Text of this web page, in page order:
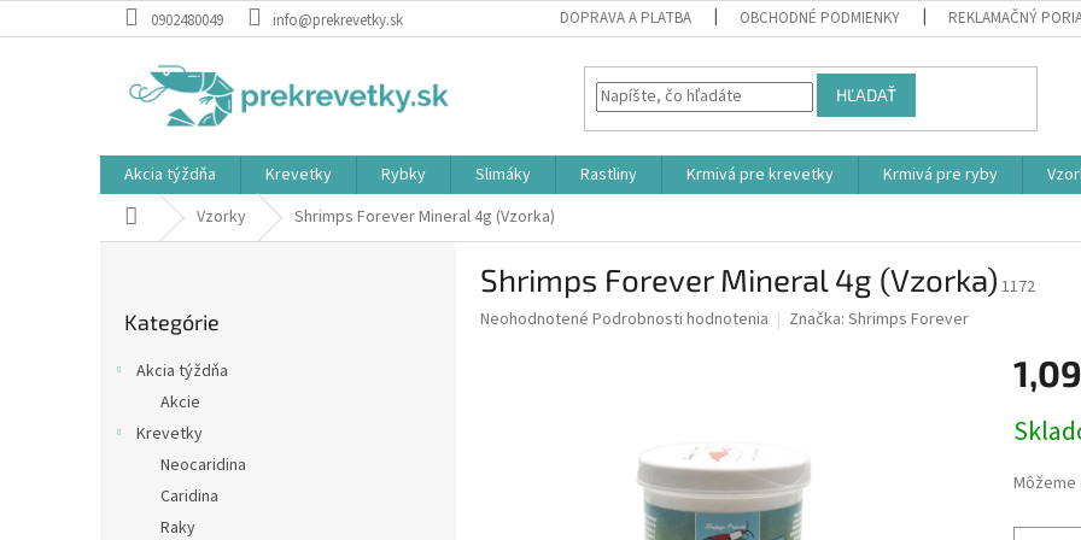
na
0902480049 info@prekrevetky.sk DOPRAVA A PLATBA OBCHODNÉ PODMIENKY REKLAMAČNÝ
HĽADAŤ
Akcia týždňa Krevetky Rybky Slimáky Rastliny Krmivá pre krevetky Krmivá pre ryby
DomovVzorky Shrimps Forever Mineral 4g (Vzorka)
kategórie
Kategórie
Akcia týždňa
Akcie
Krevetky
Neocaridina
Caridina
Raky
Shrimps Forever Mineral 4g (Vzorka) 1172
Priemerné
Neohodnotené Podrobnosti hodnotenia Značka: Shrimps Forever
cena: